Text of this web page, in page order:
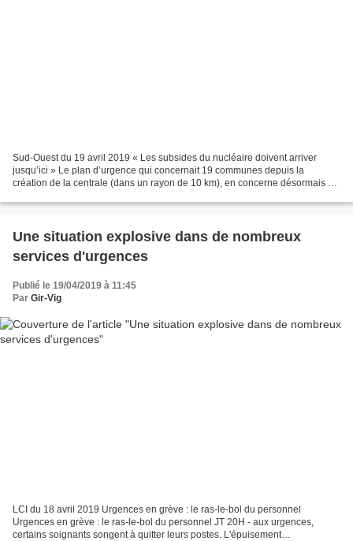
Sud-Ouest du 19 avril 2019 « Les subsides du nucléaire doivent arriver
jusqu’ici » Le plan d’urgence qui concernait 19 communes depuis la
création de la centrale (dans un rayon de 10 km), en concerne désormais 82
Une situation explosive dans de nombreux
services d'urgences
Publié le 19/04/2019 à 11:45
Par Gir-Vig
LCI du 18 avril 2019 Urgences en grève : le ras-le-bol du personnel
Urgences en grève : le ras-le-bol du personnel JT 20H - aux urgences,
certains soignants songent à quitter leurs postes. L'épuisement